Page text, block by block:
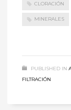
CLORACIÓN
MINERALES
PUBLISHED IN
FILTRACIÓN